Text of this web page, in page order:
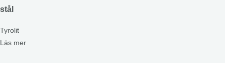
stål
Tyrolit
Läs mer